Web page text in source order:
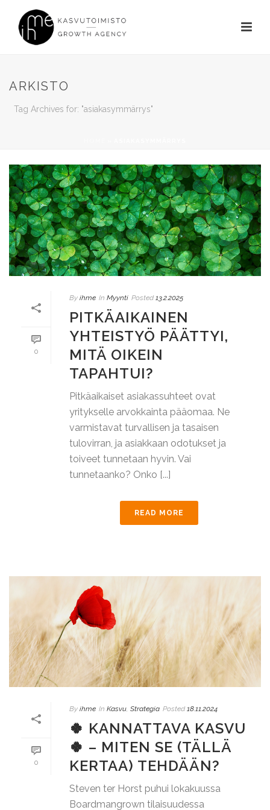
ARKISTO
Tag Archives for: "asiakasymmärrys"
0
By ihme In Myynti Posted 13.2.2025
PITKÄAIKAINEN
YHTEISTYÖ PÄÄTTYI,
MITÄ OIKEIN
TAPAHTUI?
Pitkäaikaiset asiakassuhteet ovat
yritykselle arvokkainta pääomaa. Ne
varmistavat turvallisen ja tasaisen
tulovirran, ja asiakkaan odotukset ja
toiveet tunnetaan hyvin. Vai
tunnetaanko? Onko [...]
READ MORE
0
By ihme In Kasvu, Strategia Posted 18.11.2024
🍀 KANNATTAVA KASVU
🍀 – MITEN SE (TÄLLÄ
KERTAA) TEHDÄÄN?
Steven ter Horst puhui lokakuussa
Boardmangrown tilaisuudessa